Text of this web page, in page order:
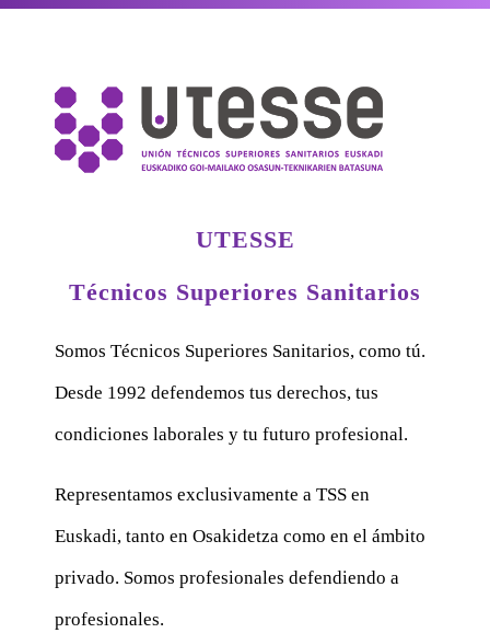
UTESSE
Técnicos Superiores Sanitarios
Somos Técnicos Superiores Sanitarios, como tú.
Desde 1992 defendemos tus derechos, tus
condiciones laborales y tu futuro profesional.
Representamos exclusivamente a TSS en
Euskadi, tanto en Osakidetza como en el ámbito
privado. Somos profesionales defendiendo a
profesionales.